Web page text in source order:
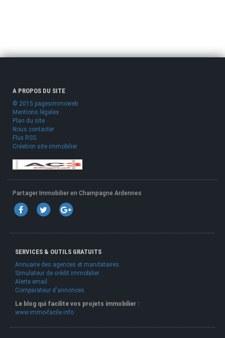
A PROPOS DU SITE
© 2015 pagesimmoweb
Mentions légales
Plan du site
Nous contacter
Flux RSS
Création site immobilier
Partager Immobilier en Champagne Ardennes
SERVICES & OUTILS GRATUITS
Annuaire des agences et mandataires
Simulateur de crédit immobilier
Alerte email
Comparateur d'annonces
Le blog qui facilite vos projets immobilier :
www.immo-facile.info